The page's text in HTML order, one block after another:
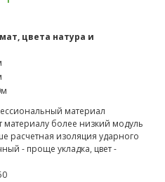
цвета натура и
материал
материалу более низкий модуль
расчетная изоляция ударного
- проще укладка, цвет -